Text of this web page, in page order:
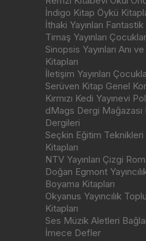
İndigo Kitap Öykü
İthaki Yayınları
Timaş Yayınları
Sinopsis Yayınları Anı
Kitapları
İletişim Yayınları
Serüven Kitap Genel
Kırmızı Kedi Yayınevi
dMags Dergi Mağazası
Dergileri
Seçkin Eğitim
Kitapları
NTV Yayınları Çizgi
Doğan Egmont
Boyama Kitapları
Okyanus Yayıncılık
Kitapları
Ses Müzik Aletleri
İmece Defler